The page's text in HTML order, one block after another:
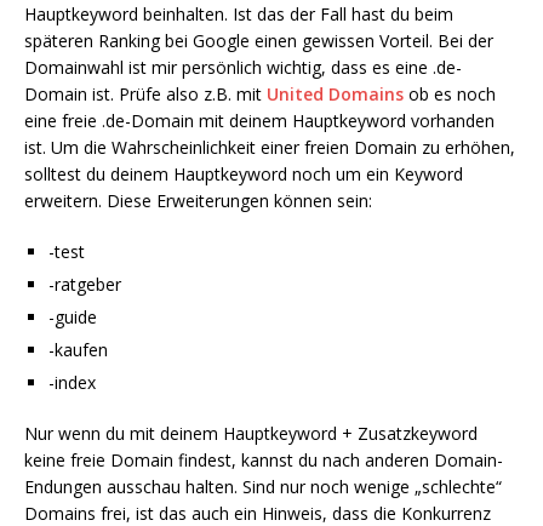
Hauptkeyword beinhalten. Ist das der Fall hast du beim
späteren Ranking bei Google einen gewissen Vorteil. Bei der
Domainwahl ist mir persönlich wichtig, dass es eine .de-
Domain ist. Prüfe also z.B. mit United Domains ob es noch
eine freie .de-Domain mit deinem Hauptkeyword vorhanden
ist. Um die Wahrscheinlichkeit einer freien Domain zu erhöhen,
solltest du deinem Hauptkeyword noch um ein Keyword
erweitern. Diese Erweiterungen können sein:
-test
-ratgeber
-guide
-kaufen
-index
Nur wenn du mit deinem Hauptkeyword + Zusatzkeyword
keine freie Domain findest, kannst du nach anderen Domain-
Endungen ausschau halten. Sind nur noch wenige „schlechte“
Domains frei, ist das auch ein Hinweis, dass die Konkurrenz